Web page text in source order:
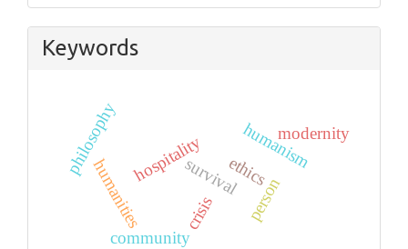
Keywords
person
survivalethics
hospitality
community
crisis
humanities
humanismmodernity
philosophy